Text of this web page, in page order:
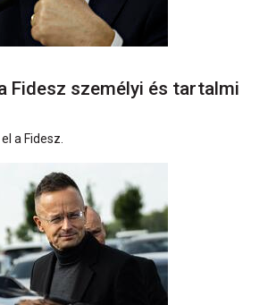
Fidesz személyi és tartalmi
a Fidesz.